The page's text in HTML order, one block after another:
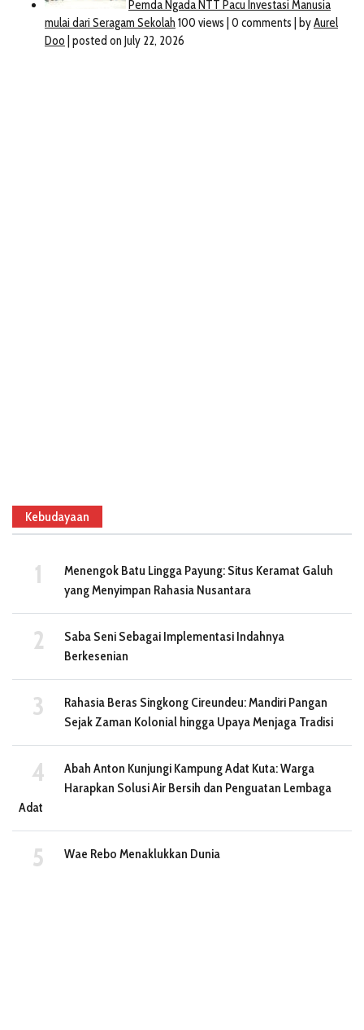
Kebudayaan
Menengok Batu Lingga Payung: Situs Keramat Galuh
yang Menyimpan Rahasia Nusantara
Saba Seni Sebagai Implementasi Indahnya
Berkesenian
Rahasia Beras Singkong Cireundeu: Mandiri Pangan
Sejak Zaman Kolonial hingga Upaya Menjaga Tradisi
Abah Anton Kunjungi Kampung Adat Kuta: Warga
Harapkan Solusi Air Bersih dan Penguatan Lembaga
Adat
Wae Rebo Menaklukkan Dunia